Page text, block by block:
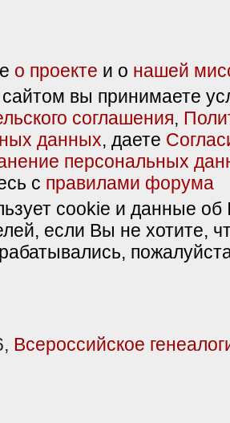
о проекте и о нашей
вы принимаете
соглашения,
данных, даете
персональных
с правилами форума
cookie и данные об
если Вы не хотите,
Всероссийское